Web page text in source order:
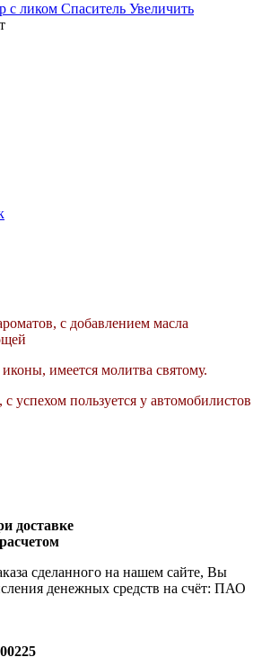
Увеличить
с добавлением масла
имеется молитва святому.
успехом пользуется у автомобилистов
доставке
сделанного на нашем сайте, Вы
денежных средств на счёт: ПАО